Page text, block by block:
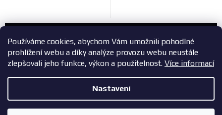
Používáme cookies, abychom Vám umožnili pohodlné
prohlížení webu a díky analýze provozu webu neustále
zlepšovali jeho funkce, výkon a použitelnost. Více informací
Nastavení
Zákaznický servis
+420 603 785 748
Copyright 2026ZavodniAuta.cz. Všechna práva vyhrazena.|